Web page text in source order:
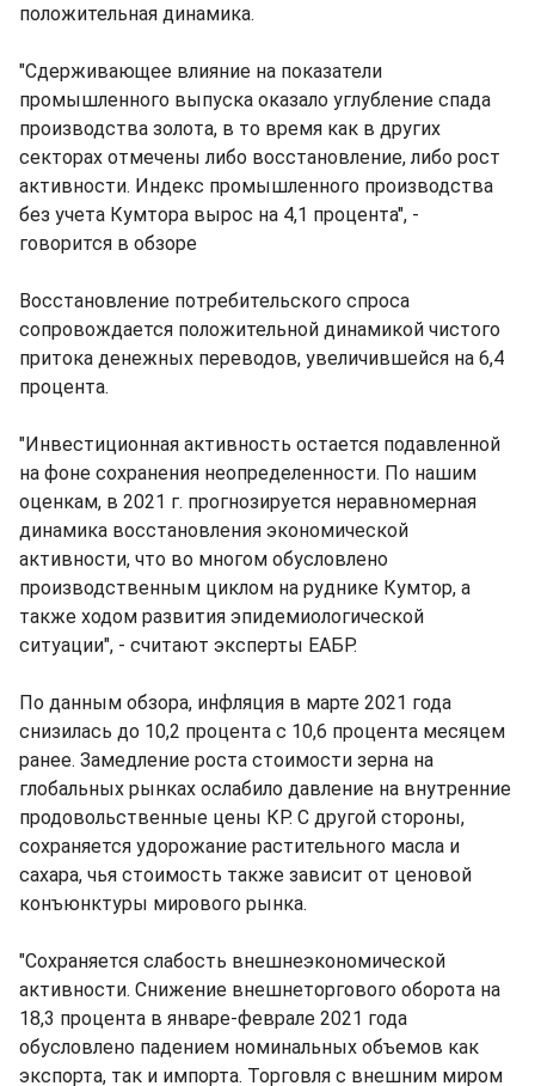
положительная динамика.
"Сдерживающее влияние на показатели
промышленного выпуска оказало углубление спада
производства золота, в то время как в других
секторах отмечены либо восстановление, либо рост
активности. Индекс промышленного производства
без учета Кумтора вырос на 4,1 процента", -
говорится в обзоре
Восстановление потребительского спроса
сопровождается положительной динамикой чистого
притока денежных переводов, увеличившейся на 6,4
процента.
"Инвестиционная активность остается подавленной
на фоне сохранения неопределенности. По нашим
оценкам, в 2021 г. прогнозируется неравномерная
динамика восстановления экономической
активности, что во многом обусловлено
производственным циклом на руднике Кумтор, а
также ходом развития эпидемиологической
ситуации", - считают эксперты ЕАБР.
По данным обзора, инфляция в марте 2021 года
снизилась до 10,2 процента с 10,6 процента месяцем
ранее. Замедление роста стоимости зерна на
глобальных рынках ослабило давление на внутренние
продовольственные цены КР. С другой стороны,
сохраняется удорожание растительного масла и
сахара, чья стоимость также зависит от ценовой
конъюнктуры мирового рынка.
"Сохраняется слабость внешнеэкономической
активности. Снижение внешнеторгового оборота на
18,3 процента в январе-феврале 2021 года
обусловлено падением номинальных объемов как
экспорта, так и импорта. Торговля с внешним миром